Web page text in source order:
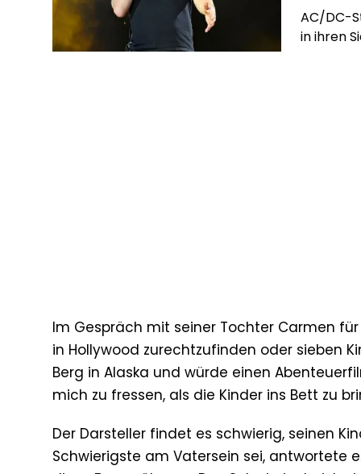
AC/DC-
in ihren
Im Gespräch mit seiner Tochter Carmen für
in Hollywood zurechtzufinden oder sieben
Berg in Alaska und würde einen
mich zu fressen, als die Kinder ins Bett zu
Der Darsteller findet es schwierig, seinen
Schwierigste am Vatersein sei, antwortete